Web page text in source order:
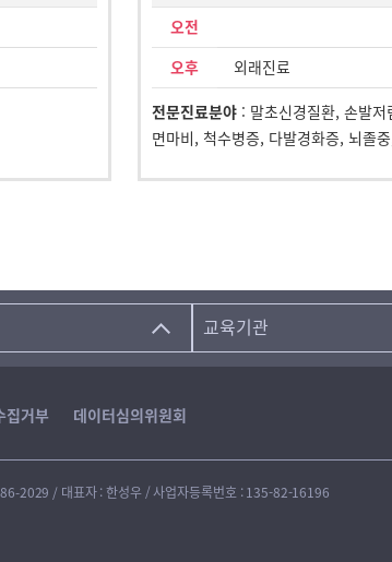
오전
오후 외래진료
전문진료분야: 말초신경질환, 손발저
면마비, 척수병증, 다발경화증, 뇌졸
교육기관
집거부 데이터심의위원회
2029 / 대표자 : 한성우 / 사업자등록번호 : 135-82-16196